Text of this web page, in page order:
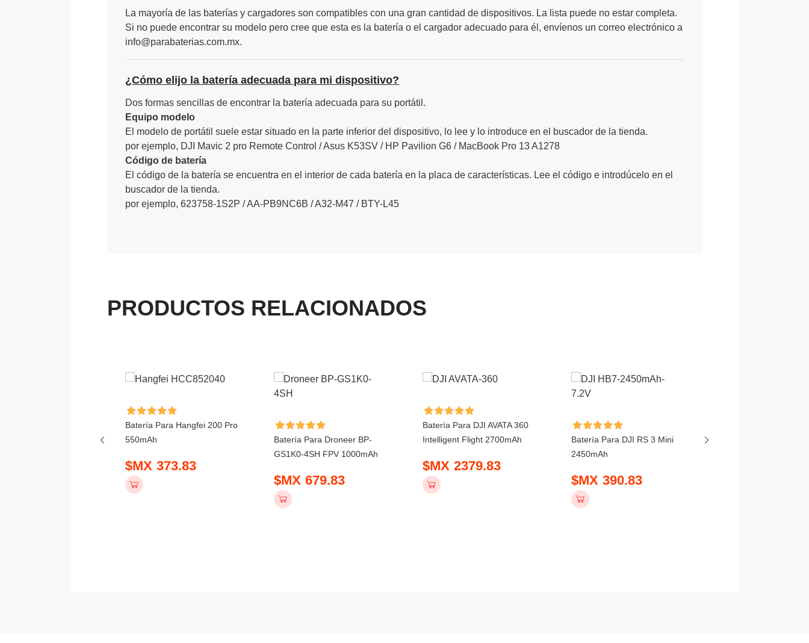
La mayoría de las baterías y cargadores son compatibles con una gran cantidad de dispositivos. La lista puede no estar completa.
Si no puede encontrar su modelo pero cree que esta es la batería o el cargador adecuado para él, envíenos un correo electrónico a
info@parabaterias.com.mx.
¿Cómo elijo la batería adecuada para mi dispositivo?
Dos formas sencillas de encontrar la batería adecuada para su portátil.
Equipo modelo
El modelo de portátil suele estar situado en la parte inferior del dispositivo, lo lee y lo introduce en el buscador de la tienda.
por ejemplo, DJI Mavic 2 pro Remote Control / Asus K53SV / HP Pavilion G6 / MacBook Pro 13 A1278
Código de batería
El código de la batería se encuentra en el interior de cada batería en la placa de características. Lee el código e introdúcelo en el
buscador de la tienda.
por ejemplo, 623758-1S2P / AA-PB9NC6B / A32-M47 / BTY-L45
PRODUCTOS RELACIONADOS
Batería Para Hangfei 200 Pro
550mAh
$MX 373.83
Batería Para Droneer BP-
GS1K0-4SH FPV 1000mAh
$MX 679.83
Batería Para DJI AVATA 360
Intelligent Flight 2700mAh
$MX 2379.83
Batería Para DJI RS 3 Mini
2450mAh
$MX 390.83